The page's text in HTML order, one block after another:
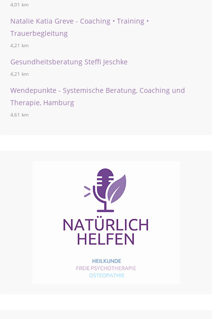
4,01 km
Natalie Katia Greve - Coaching • Training •
Trauerbegleitung
4,21 km
Gesundheitsberatung Steffi Jeschke
4,21 km
Wendepunkte - Systemische Beratung, Coaching und
Therapie, Hamburg
4,61 km